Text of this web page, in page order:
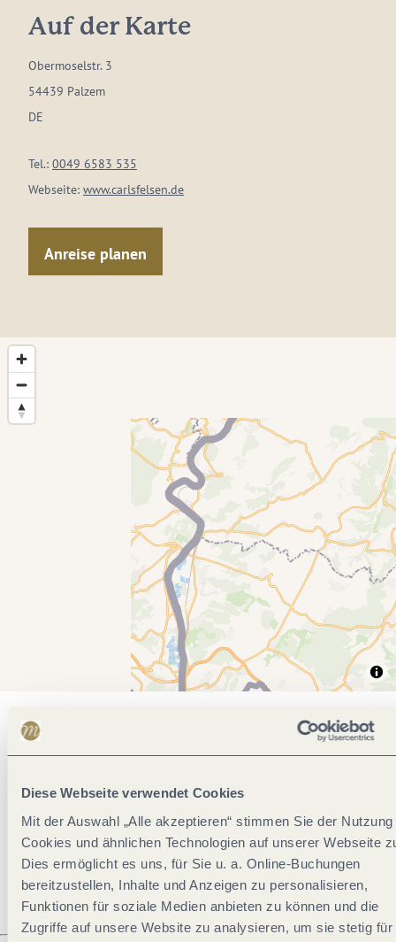
Diese Webseite verwendet Cookies
Mit der Auswahl „Alle akzeptieren“ stimmen Sie der Nutzung
Cookies und ähnlichen Technologien auf unserer Webseite
Dies ermöglicht es uns, für Sie u. a. Online-Buchungen
bereitzustellen, Inhalte und Anzeigen zu personalisieren,
Funktionen für soziale Medien anbieten zu können und die
Zugriffe auf unsere Website zu analysieren, um sie stetig für
Auf der Karte
Obermoselstr. 3
54439 Palzem
DE
Tel.: 0049 6583 535
Webseite: www.carlsfelsen.de
Anreise planen
Allgemeine Informationen
Öffnungszeiten
Ruhetage